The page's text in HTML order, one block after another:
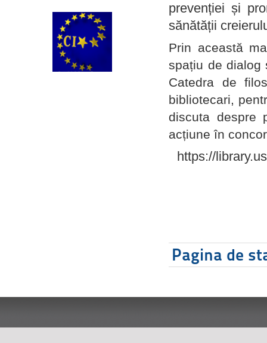
prevenției și
sănătății
Prin această
spațiu de dialog
Catedra de
bibliotecari,
discuta despre
acțiune în
https://
Pagina de